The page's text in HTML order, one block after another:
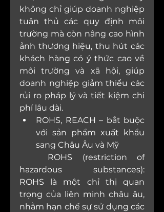
không chỉ giúp doanh nghiệp
tuân thủ các quy định môi
trường mà còn nâng cao hình
ảnh thương hiệu, thu hút các
khách hàng có ý thức cao về
môi trường và xã hội, giúp
doanh nghiệp giảm thiểu các
rủi ro pháp lý và tiết kiệm chi
phí lâu dài.
ROHS, REACH – bắt buộc
với sản phẩm xuất khẩu
sang Châu Âu và Mỹ
hazardous substances):
ROHS là một chỉ thị quan
trọng của liên minh châu âu,
nhằm hạn chế sự sử dụng các